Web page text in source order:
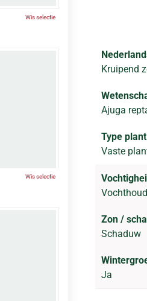
Kruipend
Ajuga
Type
Vaste
Zon /
Schaduw
Ja
Wis selectie
Wis selectie